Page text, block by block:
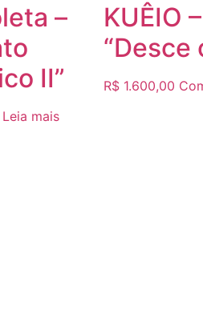
–
II”
Leia mais
KUÊIO –
“Desce
R$ 1.600,00